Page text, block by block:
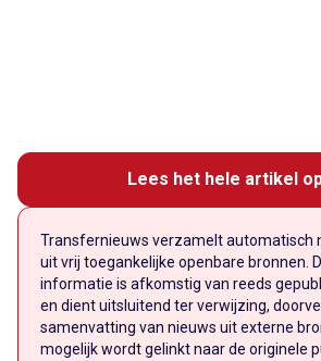
Lees het hele artikel
Transfernieuws verzamelt automatisch
uit vrij toegankelijke openbare bronnen.
informatie is afkomstig van reeds
en dient uitsluitend ter verwijzing,
samenvatting van nieuws uit externe
mogelijk wordt gelinkt naar de originele